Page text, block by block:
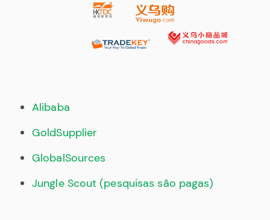
Alibaba
GoldSupplier
GlobalSources
Jungle Scout (pesquisas são pagas)